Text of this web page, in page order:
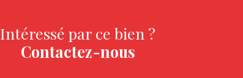
Intéressé par ce bien ?
Contactez-nous